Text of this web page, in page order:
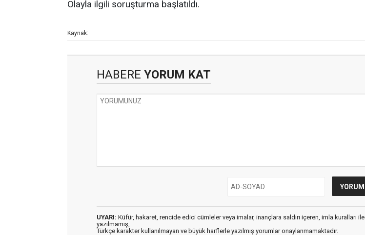
Olayla ilgili soruşturma başlatıldı.
Kaynak:
HABERE YORUM KAT
UYARI: Küfür, hakaret, rencide edici cümleler veya imalar, inançlara saldırı içeren, imla kuralları ile
yazılmamış,
Türkçe karakter kullanılmayan ve büyük harflerle yazılmış yorumlar onaylanmamaktadır.